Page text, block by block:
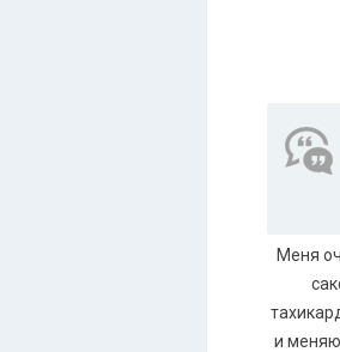
Меня
и